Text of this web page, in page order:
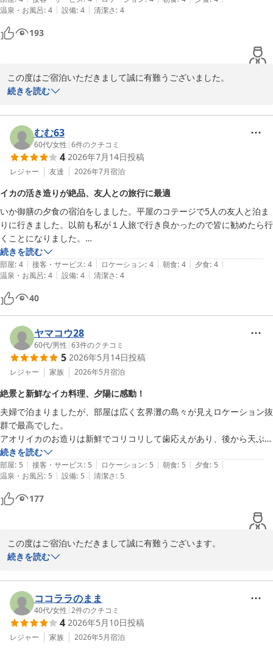
温泉・お風呂: 4 | 設備: 4 | 清潔さ: 4
193
この度はご宿泊いただきまして誠に有難うございました。
素敵なお写真を投稿してくださり大変嬉しく拝見いたしました。
鎮西町国民宿舎 波戸岬
2026-06-02
続きを読む
むむ63
60代/女性 |6件のクチコミ
4 2026年7月14日投稿
レジャー 友達 2026年7月宿泊
イカの活き造りが絶品、友人との旅行に最適
いか御膳の夕食の宿泊をしました。平屋のコテージで5人の友人と泊ま
りに行きました。以前も私が１人旅で行き良かったので皆に勧めたら行
くことになりました。
リーズナブルの宿泊代金も有り難いです。イカの活き造りが１人１人あ
続きを読む
部屋: 4 | 接客・サービス: 4 | ロケーション: 4 | 朝食: 4 | 夕食: 4 |
温泉・お風呂: 4 | 設備: 4 | 清潔さ: 4
40
ヤマコウ28
60代/男性 |63件のクチコミ
5 2026年5月14日投稿
レジャー 家族 2026年5月宿泊
絶景と新鮮なイカ料理、夕陽に感動！
夫婦で泊まりましたが、部屋は広く玄界灘の島々が見えロケーション抜
群で最高でした。
アオリイカのお造りは新鮮でコリコリして歯応えがあり、後から天ぷら
にしていただきましたが、こちらも美味しく二度旨さを味わうことがで
きました。
しかも夕食時に夕陽が沈んで行くところを見ることができ大感激でし
た！
また来てみたいと思いました。
続きを読む
部屋: 5 | 接客・サービス: 5 | ロケーション: 5 | 朝食: 5 | 夕食: 5 |
温泉・お風呂: 5 | 設備: 5 | 清潔さ: 5
177
この度はご宿泊いただきまして誠に有難うございます。
お食事に景色にご満足いただけたようでなによりでございます。
お楽しみいただけるかと存じます。
お客様のまたのお越しをスタッフ一同心よりお待ちしております。
ご感想いただきましてありがとうございます。
鎮西町国民宿舎 波戸岬
続きを読む
ココララのまま
40代/女性 |2件のクチコミ
4 2026年5月10日投稿
レジャー 家族 2026年5月宿泊